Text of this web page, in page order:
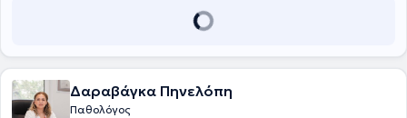
Δαραβάγκα Πηνελόπη
Παθολόγος